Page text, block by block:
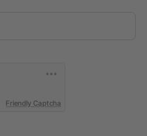
Friendly Captcha